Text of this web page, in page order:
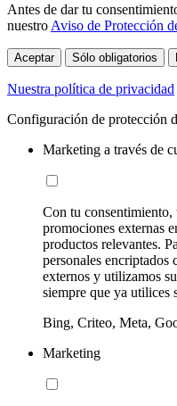
Antes de dar tu
nuestro Aviso de Protección
Aceptar Sólo obligatorios
Nuestra política de privacidad
Configuración de protección
Marketing a través de
Con tu consentimiento,
promociones externas
productos relevantes.
personales encriptados
externos y utilizamos
siempre que ya utilices
Bing, Criteo, Meta,
Marketing